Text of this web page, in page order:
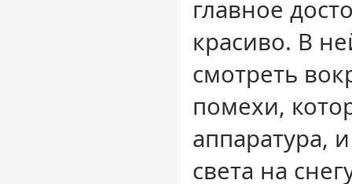
главное
красиво. В
смотреть
помехи,
аппаратура,
света на